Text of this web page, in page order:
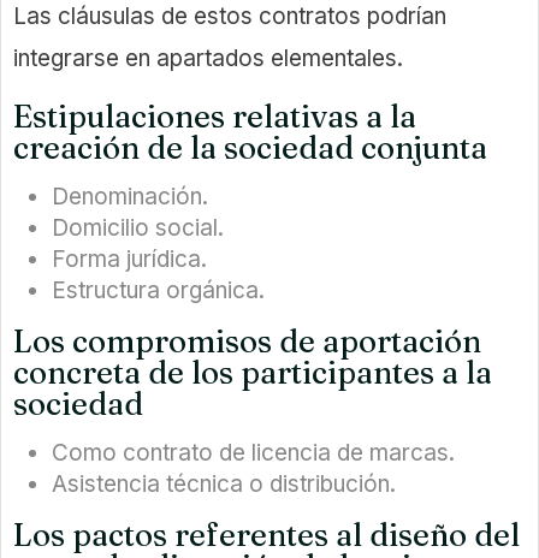
Las cláusulas de estos contratos podrían
integrarse en apartados elementales.
Estipulaciones relativas a la
creación de la sociedad conjunta
Denominación.
Domicilio social.
Forma jurídica.
Estructura orgánica.
Los compromisos de aportación
concreta de los participantes a la
sociedad
Como contrato de licencia de marcas.
Asistencia técnica o distribución.
Los pactos referentes al diseño del